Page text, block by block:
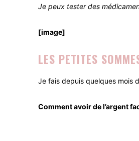
Je peux tester des
[image]
LES PETITES
Je fais depuis quelques mois
Comment avoir de l’argent